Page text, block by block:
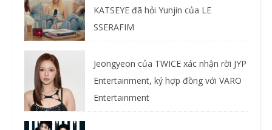
KATSEYE đã hỏi Yunjin của LE
SSERAFIM
Jeongyeon của TWICE xác nhận rời JYP
Entertainment, ký hợp đồng với VARO
Entertainment